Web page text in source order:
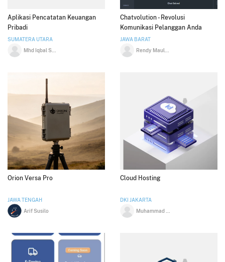
Aplikasi Pencatatan Keuangan
Pribadi
SUMATERA UTARA
Chatvolution - Revolusi
Komunikasi Pelanggan Anda
JAWA BARAT
Orion Versa Pro
JAWA TENGAH
Arif Susilo
Cloud Hosting
DKI JAKARTA